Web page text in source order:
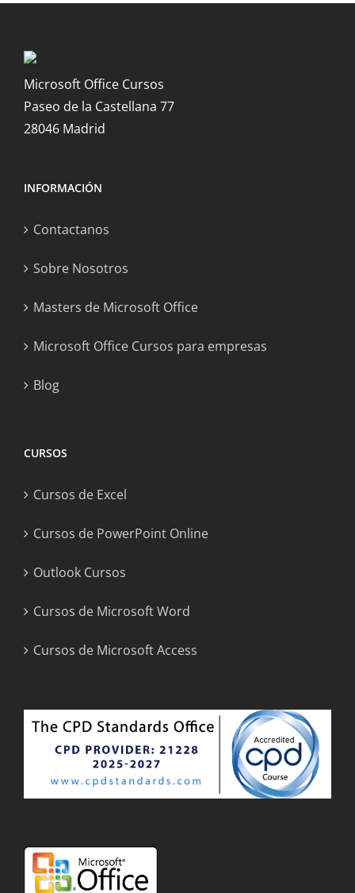
Microsoft Office Cursos
Paseo de la Castellana 77
28046 Madrid
INFORMACIÓN
Contactanos
Sobre Nosotros
Masters de Microsoft Office
Microsoft Office Cursos para empresas
Blog
CURSOS
Cursos de Excel
Cursos de PowerPoint Online
Outlook Cursos
Cursos de Microsoft Word
Cursos de Microsoft Access